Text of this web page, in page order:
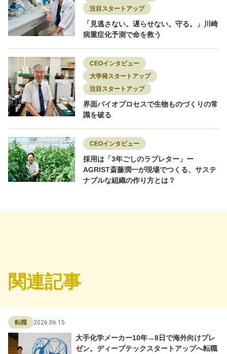
注目スタートアップ
「見逃さない。遅らせない。守る。」川崎
病重症化予測で命を救う
CEOインタビュー
大学発スタートアップ
注目スタートアップ
界面バイオプロセスで生物ものづくりの常
識を破る
CEOインタビュー
採用は「3年ごしのラブレター」ー
AGRIST斎藤潤一が現場でつくる、サステ
ナブルな組織の作り方とは？
関連記事
転職 2026.06.15
大手化学メーカー10年→8日で海外向けプレ
ゼン。ディープテックスタートアップへ転職